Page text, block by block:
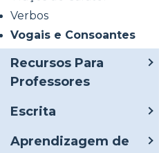
Verbos
Vogais e Consoantes
Recursos Para
Professores
Escrita
Aprendizagem de